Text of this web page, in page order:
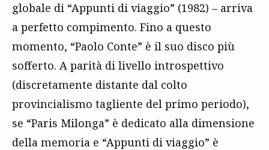
globale di “Appunti di viaggio” (1982) – arriva
a perfetto compimento. Fino a questo
momento, “Paolo Conte” è il suo disco più
sofferto. A parità di livello introspettivo
(discretamente distante dal colto
provincialismo tagliente del primo periodo),
se “Paris Milonga” è dedicato alla dimensione
della memoria e “Appunti di viaggio” è